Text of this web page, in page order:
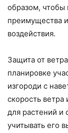
образом, чтобы
преимущества
воздействия.
Защита от
планировке
изгороди с
скорость
для растений и
учитывать его